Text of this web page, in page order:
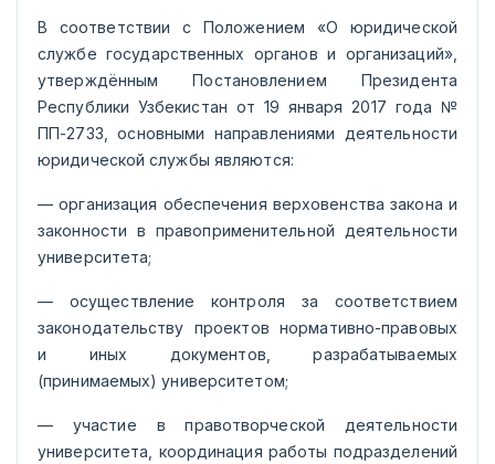
В соответствии с Положением «О юридической
службе государственных органов и организаций»,
утверждённым Постановлением Президента
Республики Узбекистан от 19 января 2017 года №
ПП-2733, основными направлениями деятельности
юридической службы являются:
— организация обеспечения верховенства закона и
законности в правоприменительной деятельности
университета;
— осуществление контроля за соответствием
законодательству проектов нормативно-правовых
и иных документов, разрабатываемых
(принимаемых) университетом;
— участие в правотворческой деятельности
университета, координация работы подразделений